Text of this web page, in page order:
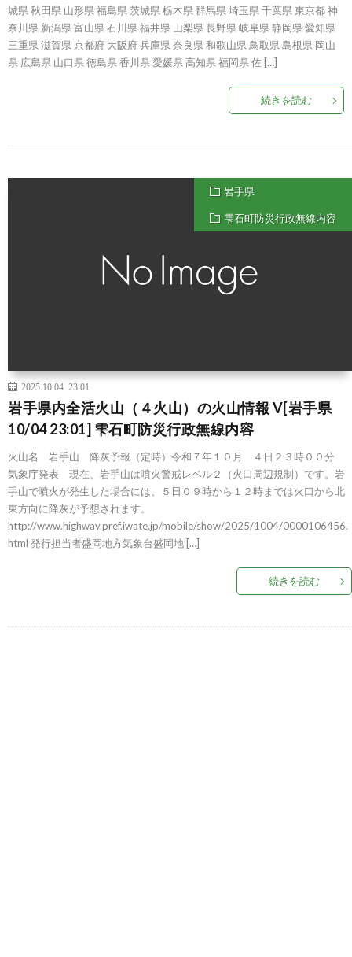
城県 秋田県 山形県 福島県 茨城県 栃木県 群馬県 埼玉県 千葉県 東京都 神
奈川県 新潟県 富山県 石川県 福井県 山梨県 長野県 岐阜県 静岡県 愛知県
三重県 滋賀県 京都府 大阪府 兵庫県 奈良県 和歌山県 鳥取県 島根県 岡山
県 広島県 山口県 徳島県 香川県 愛媛県 高知県 福岡県 佐 […]
続きを読む
岩手県
雫石町防災行政無線内容
2025.10.04 23:01
岩手県内全活火山（４火山）の火山情報 V[岩手県
10/04 23:01] 雫石町防災行政無線内容
火山名 岩手山 降灰予報（定時）令和７年１０月 ４日２３時００分
気象庁発表 現在、岩手山は噴火警戒レベル２（火口周辺規制）です。岩
手山で噴火が発生した場合には、５日０９時から１２時までは火口から北
東方向に降灰が予想されます。
http://www.highway.pref.iwate.jp/mobile/show/2025/1004/0000106456.
html 発行担当者盛岡地方気象台盛岡地 […]
続きを読む